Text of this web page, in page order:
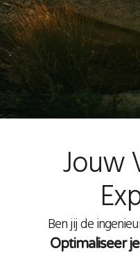
Jouw
Ben jij de
Optimaliseer